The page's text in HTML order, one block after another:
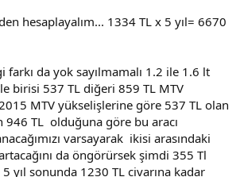
hesaplayalım... 1334 TL x 5 yıl= 6670
farkı da yok sayılmamalı 1.2 ile 1.6 lt
birisi 537 TL diğeri 859 TL MTV
MTV yükselişlerine göre 537 TL olan
946 TL olduğuna göre bu aracı
varsayarak ikisi arasındaki
da öngörürsek şimdi 355 Tl
yıl sonunda 1230 TL civarına kadar